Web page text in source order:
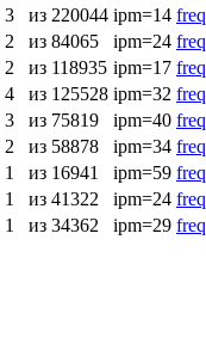
3 из 220044 ipm=14 freq
2 из 84065 ipm=24 freq
2 из 118935 ipm=17 freq
4 из 125528 ipm=32 freq
3 из 75819 ipm=40 freq
2 из 58878 ipm=34 freq
1 из 16941 ipm=59 freq
1 из 41322 ipm=24 freq
1 из 34362 ipm=29 freq